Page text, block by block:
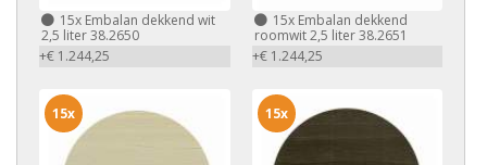
15x Embalan dekkend wit
2,5 liter 38.2650
+€ 1.244,25
15xEmbalan dekkend
roomwit 2,5 liter 38.2651
+€ 1.244,25
15x 15x